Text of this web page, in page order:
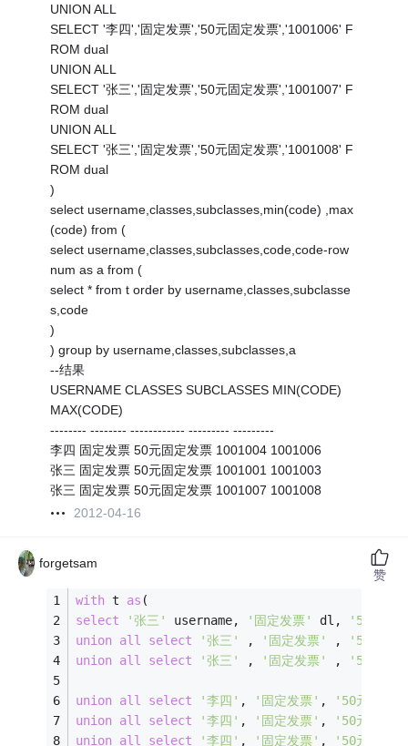
UNION ALL
SELECT '李四','固定发票','50元固定发票','1001006' F
ROM dual
UNION ALL
SELECT '张三','固定发票','50元固定发票','1001007' F
ROM dual
UNION ALL
SELECT '张三','固定发票','50元固定发票','1001008' F
ROM dual
)
select username,classes,subclasses,min(code) ,max
(code) from (
select username,classes,subclasses,code,code-row
num as a from (
select * from t order by username,classes,subclasse
s,code
)
) group by username,classes,subclasses,a
--结果
USERNAME CLASSES SUBCLASSES MIN(CODE)
MAX(CODE)
-------- -------- ------------ --------- ---------
李四 固定发票 50元固定发票 1001004 1001006
张三 固定发票 50元固定发票 1001001 1001003
张三 固定发票 50元固定发票 1001007 1001008
2012-04-16
forgetsam
with t as (
select
'张三' username, '固定发票' dl,
'50元固
union all select '张三' , '固定发票' ,
'50元固
union all select '张三' , '固定发票' , '50元固
union all select '李四' , '固定发票' ,
'50元固定
union all select '李四' , '固定发票' ,
'50元固定
union all select '李四' , '固定发票' , '50元固定
赞